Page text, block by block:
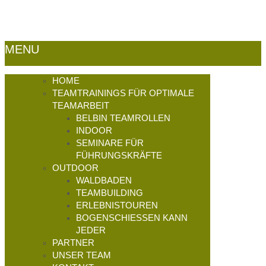
MENU
HOME
TEAMTRAININGS FÜR OPTIMALE
TEAMARBEIT
BELBIN TEAMROLLEN
INDOOR
SEMINARE FÜR
FÜHRUNGSKRÄFTE
OUTDOOR
WALDBADEN
TEAMBUILDING
ERLEBNISTOUREN
BOGENSCHIESSEN KANN J
EDER
PARTNER
UNSER TEAM